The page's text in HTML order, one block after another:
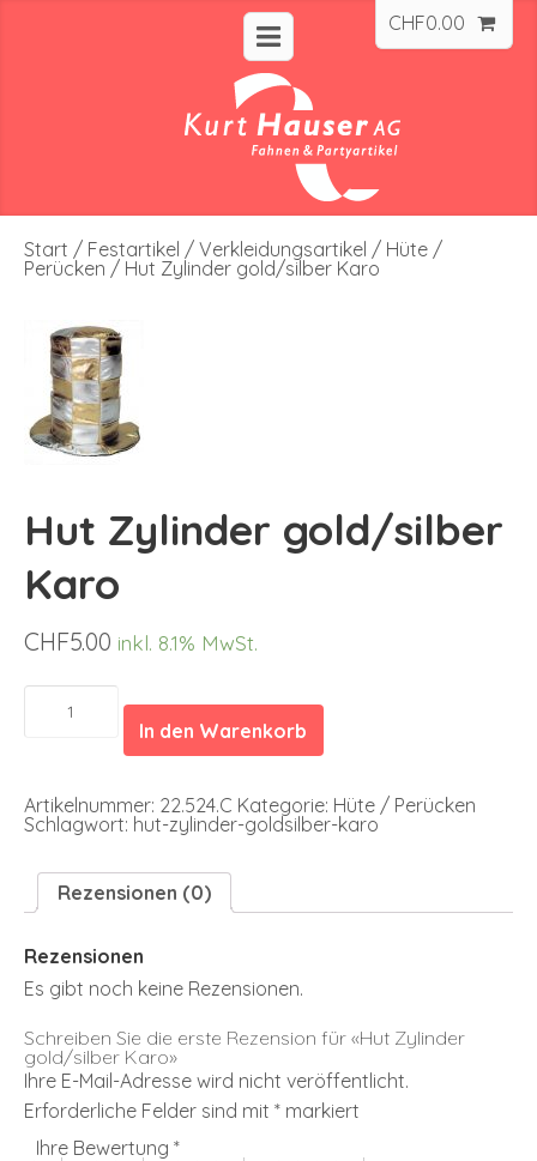
CHF0.00
Start / Festartikel / Verkleidungsartikel / Hüte /
Perücken / Hut Zylinder gold/silber Karo
Hut Zylinder gold/silber
Karo
CHF5.00 inkl. 8.1% MwSt.
Hut
Zylinder
gold/silber
In den Warenkorb
Artikelnummer: 22.524.C Kategorie: Hüte / Perücken
Schlagwort: hut-zylinder-goldsilber-karo
Rezensionen (0)
Rezensionen
Es gibt noch keine Rezensionen.
Schreiben Sie die erste Rezension für «Hut Zylinder
gold/silber Karo»
Ihre E-Mail-Adresse wird nicht veröffentlicht.
Erforderliche Felder sind mit * markiert
Ihre Bewertung *